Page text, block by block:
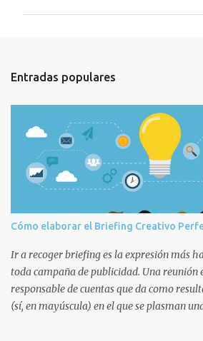
t
r
i
s
Entradas populares
Cómo elaborar el Briefing Creativo
Ir a recoger briefing es la expresión más
toda campaña de publicidad. Una reunión
responsable de cuentas que da como
(sí, en mayúscula) en el que se plasman